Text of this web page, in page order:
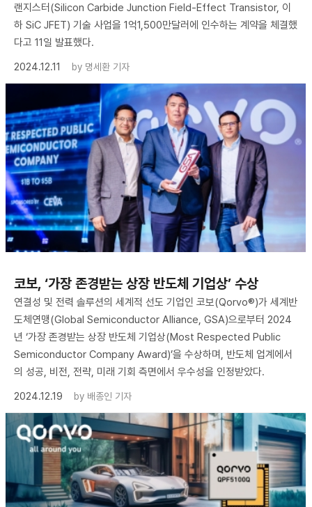
랜지스터(Silicon Carbide Junction Field-Effect Transistor, 이
하 SiC JFET) 기술 사업을 1억1,500만달러에 인수하는 계약을 체결했
다고 11일 발표했다.
2024.12.11
by 명세환 기자
코보, ‘가장 존경받는 상장 반도체 기업상’ 수상
연결성 및 전력 솔루션의 세계적 선도 기업인 코보(Qorvo®)가 세계반
도체연맹(Global Semiconductor Alliance, GSA)으로부터 2024
년 ‘가장 존경받는 상장 반도체 기업상(Most Respected Public
Semiconductor Company Award)’을 수상하며, 반도체 업계에서
의 성공, 비전, 전략, 미래 기회 측면에서 우수성을 인정받았다.
2024.12.19
by 배종인 기자